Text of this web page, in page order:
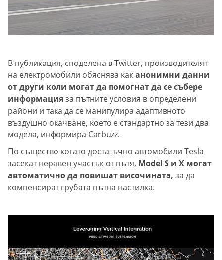
В публикация, споделена в Twitter, производителят
на електромобили обяснява каканонимни данни
от други коли могат да помогнат да се събере
информацияза пътните условия в определени
райони и така да се манипулира адаптивното
въздушно окачване, което е стандартно за тези два
модела, информира Carbuzz.
По същество когато достатъчно автомобили Tesla
засекат неравен участък от пътя, Model S и X могат
автоматично да повишат височината, за да
компенсират грубата пътна настилка.